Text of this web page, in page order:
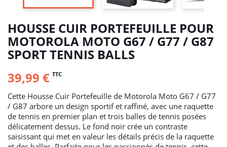
HOUSSE CUIR PORTEFEUILLE POUR
MOTOROLA MOTO G67 / G77 / G87
SPORT TENNIS BALLS
39,99 € TTC
Cette Housse Cuir Portefeuille de Motorola Moto G67 / G77
/ G87 arbore un design sportif et raffiné, avec une raquette
de tennis en premier plan et trois balles de tennis posées
délicatement dessus. Le fond noir crée un contraste
saisissant qui met en valeur les détails précis de la raquette